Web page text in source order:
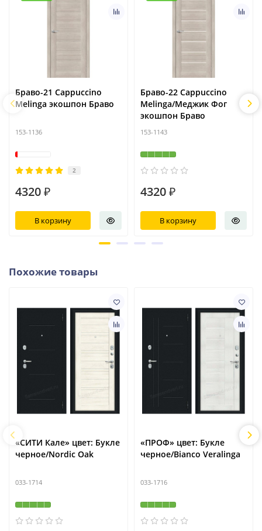
Браво-21 Cappuccino
Melinga экошпон Браво
153-1136
2
4320 ₽
В корзину
Браво-22 Cappuccino
Melinga/Меджик Фог
экошпон Браво
153-1143
4320 ₽
В корзину
Похожие товары
«СИТИ Кале» цвет: Букле
черное/Nordic Oak
033-1714
«ПРОФ» цвет: Букле
черное/Bianco Veralinga
033-1716